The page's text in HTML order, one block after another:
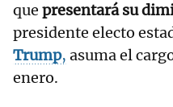
que presentará su
presidente electo
Trump, asuma el
enero.